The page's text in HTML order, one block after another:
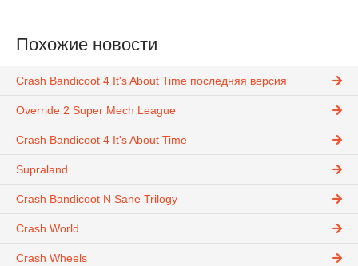
Похожие новости
Crash Bandicoot 4 It's About Time последняя версия
Override 2 Super Mech League
Crash Bandicoot 4 It's About Time
Supraland
Crash Bandicoot N Sane Trilogy
Crash World
Crash Wheels